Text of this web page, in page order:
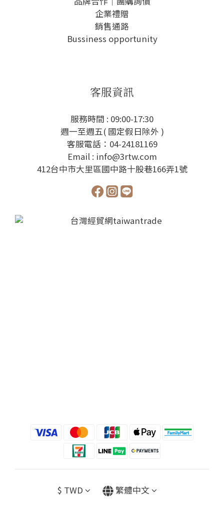
企業禮贈
銷售通路
Bussiness opportunity
客服資訊
服務時間 : 09:00-17:30
週一至週五( 國定假日除外 )
客服電話：04-24181169
Email : info@3rtw.com
412台中市大里區國中路十股巷166弄1號
$ TWD 繁體中文